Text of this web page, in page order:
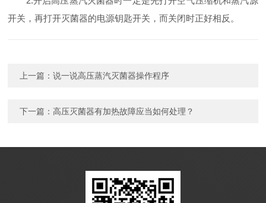
开关，再打开灭菌器的电源钥匙开关，而关闭时正好相反。
上一篇：说一说高压蒸汽灭菌器操作程序
下一篇：高压灭菌器有加热故障应当如何处理？